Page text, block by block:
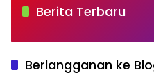
Berita Terbaru
Berlangganan ke